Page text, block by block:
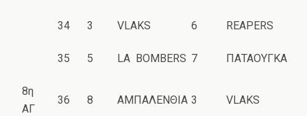
34 3 VLAKS 6 REAPERS
35 5 LA BOMBERS 7 ΠΑΤΑΟΥΓΚΑ
8η
ΑΓ
36 8 ΑΜΠΑΛΕΝΘΙΑ 3 VLAKS